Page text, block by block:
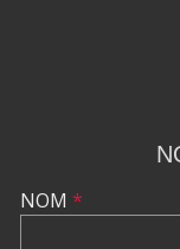
NOM *